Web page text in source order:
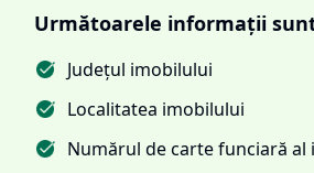
Următoarele informații
Județul imobilului
Localitatea imobilului
Numărul de carte funciară al